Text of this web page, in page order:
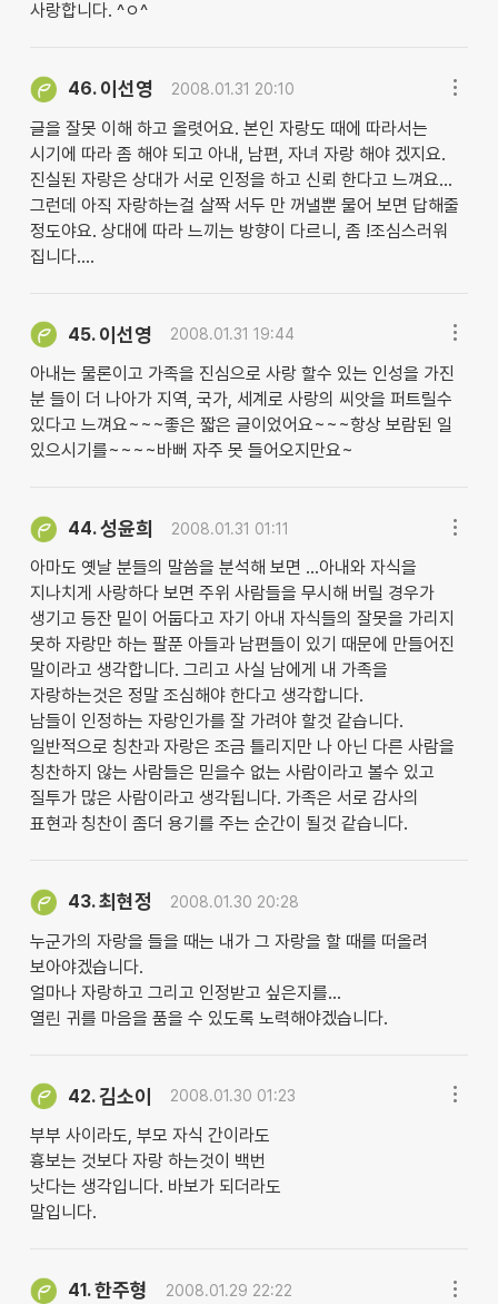
사랑합니다. ^ㅇ^
46. 이선영 2008.01.31 20:10
글을 잘못 이해 하고 올렷어요. 본인 자랑도 때에 따라서는
시기에 따라 좀 해야 되고 아내, 남편, 자녀 자랑 해야 겠지요.
진실된 자랑은 상대가 서로 인정을 하고 신뢰 한다고 느껴요...
그런데 아직 자랑하는걸 살짝 서두 만 꺼낼뿐 물어 보면 답해줄
정도야요. 상대에 따라 느끼는 방향이 다르니, 좀 !조심스러워
집니다....
45. 이선영 2008.01.31 19:44
아내는 물론이고 가족을 진심으로 사랑 할수 있는 인성을 가진
분 들이 더 나아가 지역, 국가, 세계로 사랑의 씨앗을 퍼트릴수
있다고 느껴요~~~좋은 짧은 글이었어요~~~항상 보람된 일
있으시기를~~~~바뻐 자주 못 들어오지만요~
44.성윤희 2008.01.31 01:11
아마도 옛날 분들의 말씀을 분석해 보면 ...아내와 자식을
지나치게 사랑하다 보면 주위 사람들을 무시해 버릴 경우가
생기고 등잔 밑이 어둡다고 자기 아내 자식들의 잘못을 가리지
못하 자랑만 하는 팔푼 아들과 남편들이 있기 때문에 만들어진
말이라고 생각합니다. 그리고 사실 남에게 내 가족을
자랑하는것은 정말 조심해야 한다고 생각합니다.
남들이 인정하는 자랑인가를 잘 가려야 할것 같습니다.
일반적으로 칭찬과 자랑은 조금 틀리지만 나 아닌 다른 사람을
칭찬하지 않는 사람들은 믿을수 없는 사람이라고 볼수 있고
질투가 많은 사람이라고 생각됩니다. 가족은 서로 감사의
표현과 칭찬이 좀더 용기를 주는 순간이 될것 같습니다.
43.최현정 2008.01.30 20:28
누군가의 자랑을 들을 때는 내가 그 자랑을 할 때를 떠올려
보아야겠습니다.
얼마나 자랑하고 그리고 인정받고 싶은지를...
열린 귀를 마음을 품을 수 있도록 노력해야겠습니다.
42.김소이 2008.01.30 01:23
부부 사이라도, 부모 자식 간이라도
흉보는 것보다 자랑 하는것이 백번
낫다는 생각입니다. 바보가 되더라도
말입니다.
41.한주형 2008.01.29 22:22